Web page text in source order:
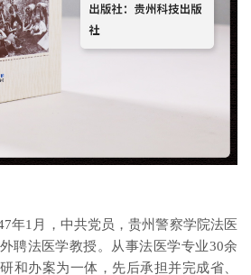
年1月，中共党员，贵州警察学院法医
聘法医学教授。从事法医学专业30余
和办案为一体，先后承担并完成省、